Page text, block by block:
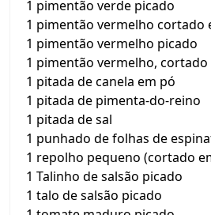
1 pimentão verde picado
1 pimentão vermelho cortado
1 pimentão vermelho picado
1 pimentão vermelho, cortado
1 pitada de canela em pó
1 pitada de pimenta-do-reino
1 pitada de sal
1 punhado de folhas de
1 repolho pequeno (cortado
1 Talinho de salsão picado
1 talo de salsão picado